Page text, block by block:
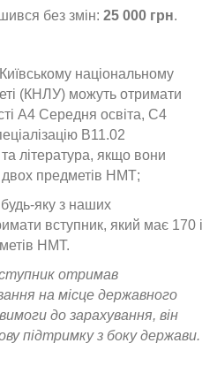
без змін: 25 000 грн.
національному
(КНЛУ) можуть отримати
А4 Середня освіта, С4
В11.02
література, якщо вони
предметів НМТ;
будь-яку з наших
вступник, який має 170 і
НМТ.
отримав
на місце державного
до зарахування, він
підтримку з боку держави.